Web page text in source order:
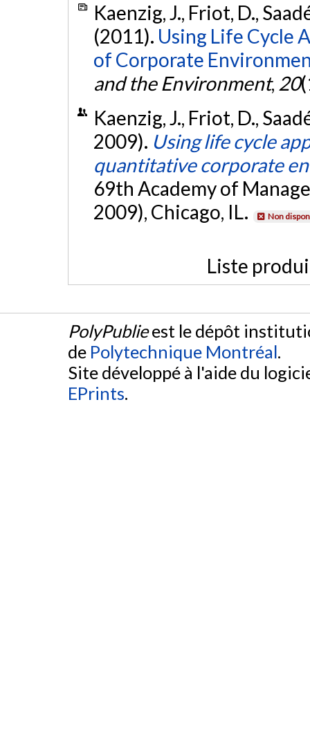
Kaenzig, J., Friot, D.,
(2011). Using Life Cycle
of Corporate
and the Environment, 20
Kaenzig, J., Friot, D.,
2009). Using life cycle
quantitative corporate
69th Academy of
2009), Chicago, IL.
Non
Liste
PolyPublieest le dépôt
de Polytechnique Montréal.
Site développé à l'aide du
EPrints.